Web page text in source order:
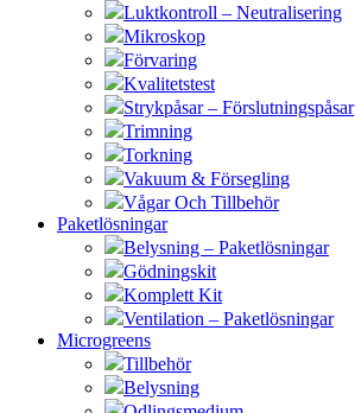
Luktkontroll – Neutralisering
Mikroskop
Förvaring
Kvalitetstest
Strykpåsar – Förslutningspåsar
Trimning
Torkning
Vakuum & Försegling
Vågar Och Tillbehör
Paketlösningar
Belysning – Paketlösningar
Gödningskit
Komplett Kit
Ventilation – Paketlösningar
Microgreens
Tillbehör
Belysning